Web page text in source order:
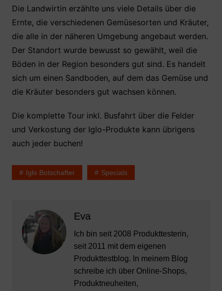
Die Landwirtin erzählte uns viele Details über die
Ernte, die verschiedenen Gemüsesorten und Kräuter,
die alle in der näheren Umgebung angebaut werden.
Der Standort wurde bewusst so gewählt, weil die
Böden in der Region besonders gut sind. Es handelt
sich um einen Sandboden, auf dem das Gemüse und
die Kräuter besonders gut wachsen können.
Die komplette Tour inkl. Busfahrt über die Felder
und Verkostung der Iglo-Produkte kann übrigens
auch jeder buchen!
Iglo Botschafter Specials
Eva
Ich bin seit 2008 Produkttesterin,
seit 2011 mit dem eigenen
Produkttestblog. In meinem Blog
schreibe ich über Online-Shops,
Produktneuheiten,